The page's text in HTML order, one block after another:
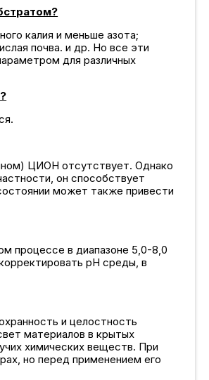
калия и меньше азота;
почва. и др. Но все эти
для различных
ЦИОН отсутствует. Однако
он способствует
может также привести
процессе в диапазоне 5,0-8,0
рН среды, в
и целостность
материалов в крытых
химических веществ. При
но перед применением его